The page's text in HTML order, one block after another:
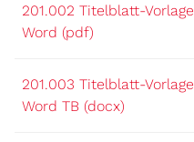
201.002 Titelblatt-Vorlage
Word (pdf)
201.003 Titelblatt-Vorlage
Word TB (docx)